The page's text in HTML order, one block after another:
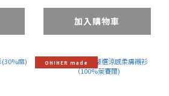
加入購物車
OH!HER made